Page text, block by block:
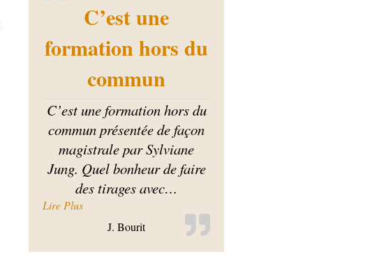
C’est une
formation hors du
commun
C’est une formation hors du
commun présentée de façon
magistrale par Sylviane
Jung. Quel bonheur de faire
des tirages avec…
Lire Plus« C’est une formation hors du commun »
J. Bourit